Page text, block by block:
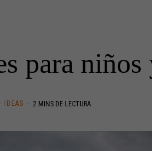
para niños
· IDEAS 2 MINS DE LECTURA